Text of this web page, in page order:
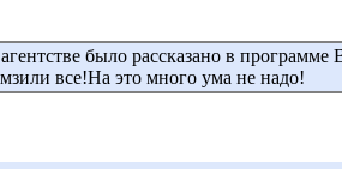
было рассказано в
все!На это много ума не надо!